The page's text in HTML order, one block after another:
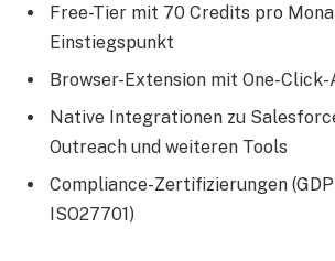
Free-Tier mit 70 Credits pro
Einstiegspunkt
Browser-Extension mit One-
Native Integrationen zu
Outreach und weiteren Tools
Compliance-Zertifizierungen
ISO27701)